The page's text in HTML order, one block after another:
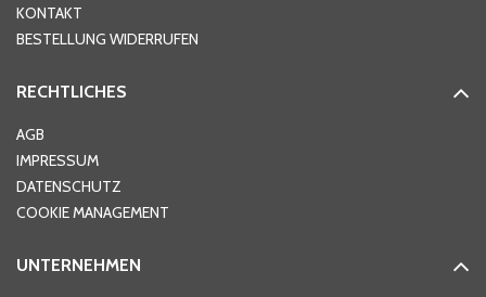
Ort*
Telefon
KONTAKT
BESTELLUNG WIDERRUFEN
RECHTLICHES
AGB
IMPRESSUM
DATENSCHUTZ
COOKIE MANAGEMENT
UNTERNEHMEN